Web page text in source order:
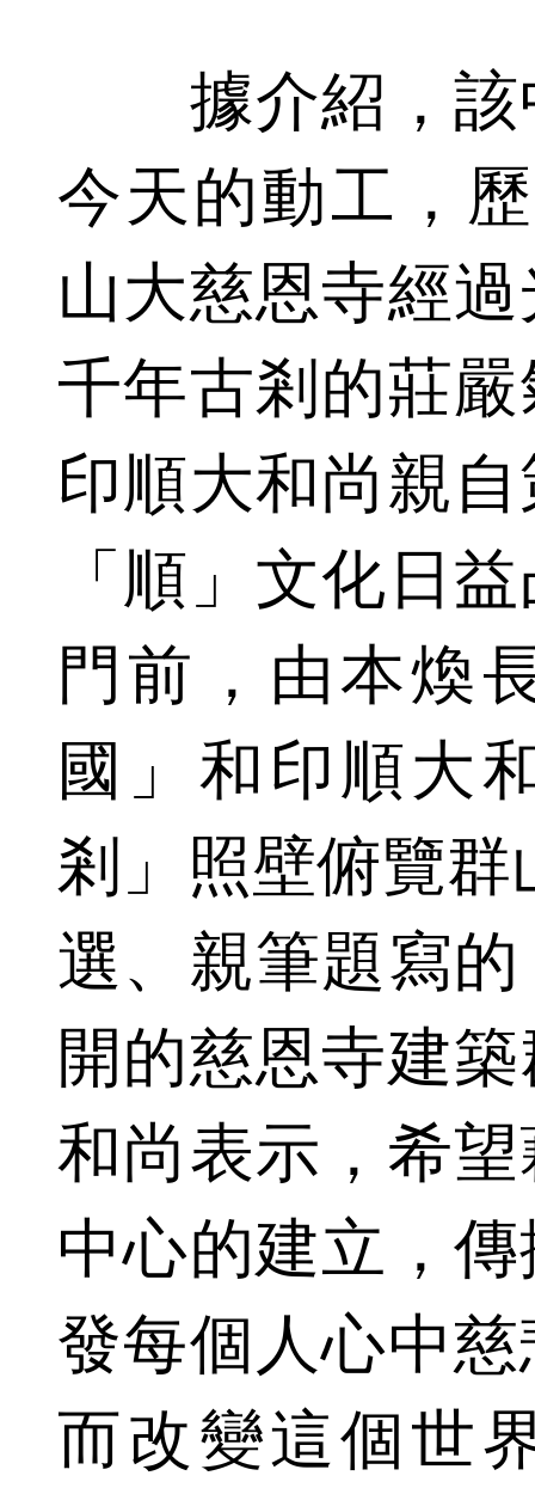
據介紹，該
今天的動工，
山大慈恩寺經
千年古剎的莊
印順大和尚親
「順」文化日
門前，由本煥
國」和印順大
剎」照壁俯覽
選、親筆題寫
開的慈恩寺建
和尚表示，希
中心的建立，
發每個人心中
而改變這個世